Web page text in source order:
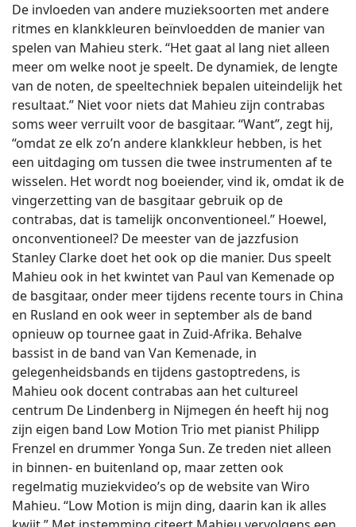
De invloeden van andere muzieksoorten met andere
ritmes en klankkleuren beïnvloedden de manier van
spelen van Mahieu sterk. “Het gaat al lang niet alleen
meer om welke noot je speelt. De dynamiek, de lengte
van de noten, de speeltechniek bepalen uiteindelijk het
resultaat.” Niet voor niets dat Mahieu zijn contrabas
soms weer verruilt voor de basgitaar. “Want”, zegt hij,
“omdat ze elk zo’n andere klankkleur hebben, is het
een uitdaging om tussen die twee instrumenten af te
wisselen. Het wordt nog boeiender, vind ik, omdat ik de
vingerzetting van de basgitaar gebruik op de
contrabas, dat is tamelijk onconventioneel.” Hoewel,
onconventioneel? De meester van de jazzfusion
Stanley Clarke doet het ook op die manier. Dus speelt
Mahieu ook in het kwintet van Paul van Kemenade op
de basgitaar, onder meer tijdens recente tours in China
en Rusland en ook weer in september als de band
opnieuw op tournee gaat in Zuid-Afrika. Behalve
bassist in de band van Van Kemenade, in
gelegenheidsbands en tijdens gastoptredens, is
Mahieu ook docent contrabas aan het cultureel
centrum De Lindenberg in Nijmegen én heeft hij nog
zijn eigen band Low Motion Trio met pianist Philipp
Frenzel en drummer Yonga Sun. Ze treden niet alleen
in binnen- en buitenland op, maar zetten ook
regelmatig muziekvideo’s op de website van Wiro
Mahieu. “Low Motion is mijn ding, daarin kan ik alles